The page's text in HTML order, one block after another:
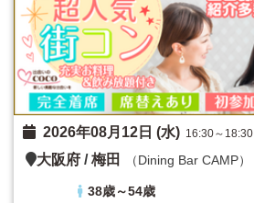
2026年08月12日 (水) 16:30～18:30
大阪府 /梅田 （Dining Bar CAMP）
38歳～54歳